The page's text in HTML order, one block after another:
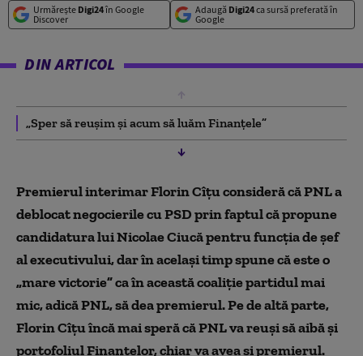
Urmărește Digi24în Google
Discover
Adaugă Digi24ca sursă preferată în
Google
DIN ARTICOL
„Sper să reușim și acum să luăm Finanțele”
Premierul interimar Florin Cîțu consideră că PNL a
deblocat negocierile cu PSD prin faptul că propune
candidatura lui Nicolae Ciucă pentru funcția de șef
al executivului, dar în același timp spune că este o
„mare victorie” ca în această coaliție partidul mai
mic, adică PNL, să dea premierul. Pe de altă parte,
Florin Cîțu încă mai speră că PNL va reuși să aibă și
portofoliul Finanțelor, chiar va avea și premierul.